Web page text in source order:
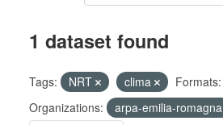
1 dataset found
Tags: NRT clima Formats:
Organizations:
arpa-emilia-romagna